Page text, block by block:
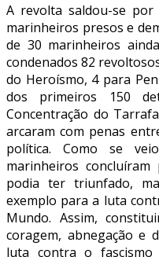
A revolta saldou-se
marinheiros presos e
de 30 marinheiros
condenados 82
do Heroísmo, 4 para
dos primeiros 150
Concentração do
arcaram com penas
política. Como se
marinheiros
podia ter triunfado,
exemplo para a luta
Mundo. Assim,
coragem, abnegação e
luta contra o